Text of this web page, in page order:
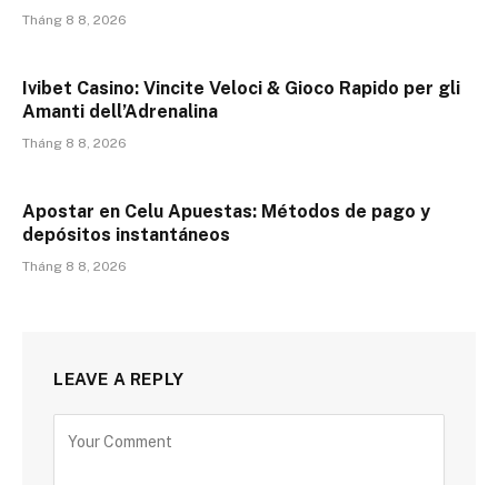
Tháng 8 8, 2026
Ivibet Casino: Vincite Veloci & Gioco Rapido per gli
Amanti dell’Adrenalina
Tháng 8 8, 2026
Apostar en Celu Apuestas: Métodos de pago y
depósitos instantáneos
Tháng 8 8, 2026
LEAVE A REPLY